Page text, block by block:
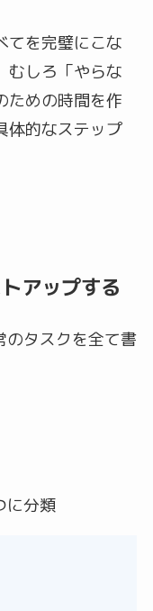
てを完璧にこな
むしろ「やらな
ための時間を作
体的なステップ
アップする
のタスクを全て書
に分類